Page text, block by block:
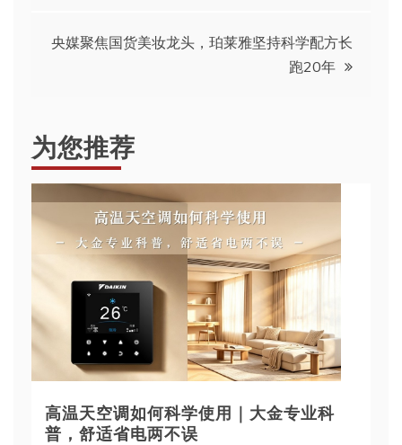
央媒聚焦国货美妆龙头，珀莱雅坚持科学配方长
跑20年
为您推荐
高温天空调如何科学使用｜大金专业科
普，舒适省电两不误